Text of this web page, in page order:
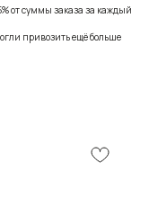
от суммы заказа за каждый
привозить ещё больше